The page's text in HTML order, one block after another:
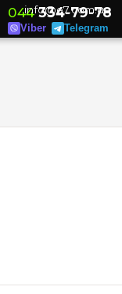
info@e7.com.ua
044334-79-78
Viber Telegram